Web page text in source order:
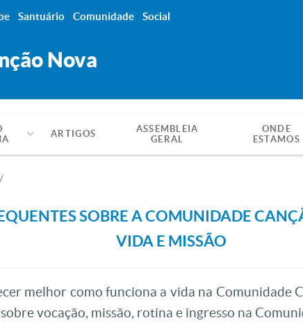
Nova
ARTIGOS
ASSEMBLEIA
GERAL
ONDE
ESTAMOS
SOBRE A COMUNIDADE
VIDA E MISSÃO
melhor como funciona a vida na Comunidade
vocação, missão, rotina e ingresso na
Santuário Comunidade Social